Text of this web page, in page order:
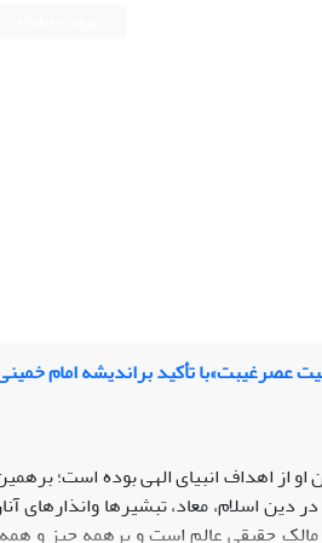
عصرغیبت»با تأکید براندیشه امام
از اهداف انبیای الهی بوده است؛
دین اسلام، معاد، تبشیرها وانذارهای
حقیقی عالم است و برهمه چیز و